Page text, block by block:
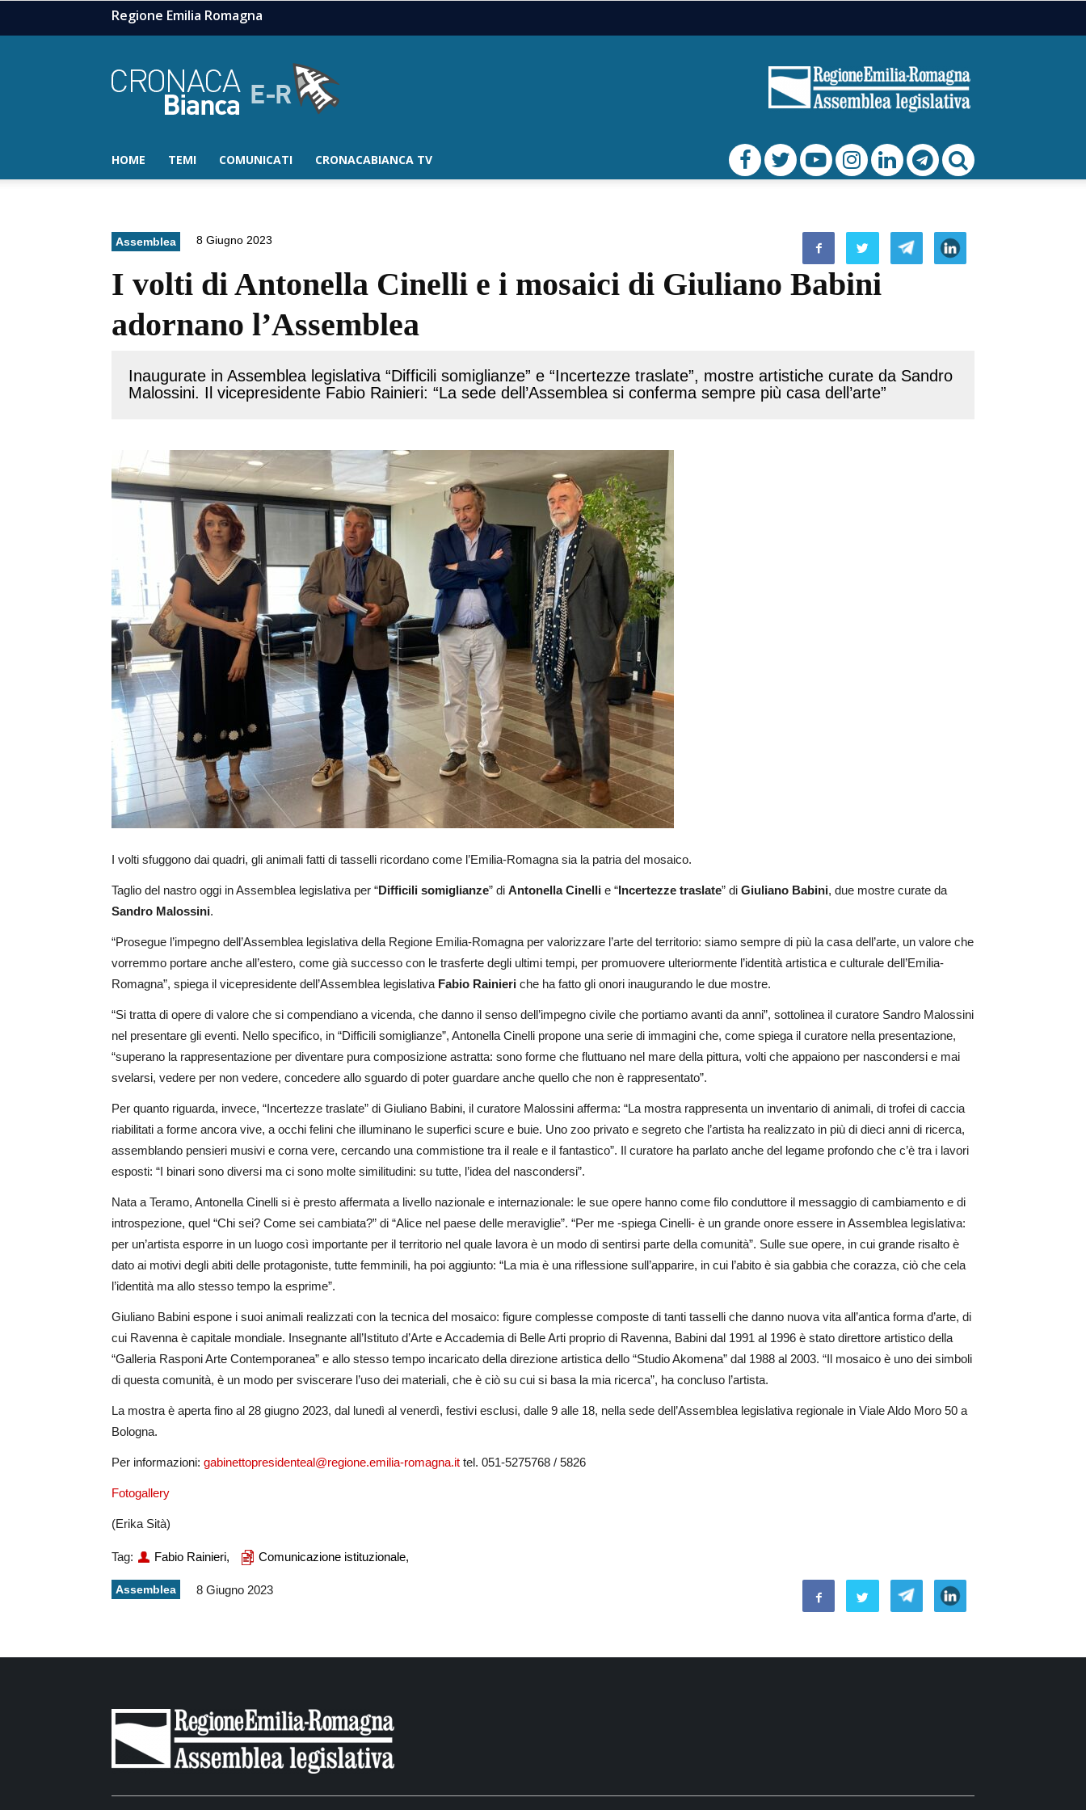
Regione Emilia Romagna
HOME TEMI COMUNICATI CRONACABIANCA TV
Assemblea 8 Giugno 2023
I volti di Antonella Cinelli e i mosaici di Giuliano Babini
adornano l’Assemblea
Inaugurate in Assemblea legislativa “Difficili somiglianze” e “Incertezze traslate”, mostre artistiche curate da Sandro
Malossini. Il vicepresidente Fabio Rainieri: “La sede dell’Assemblea si conferma sempre più casa dell’arte”
I volti sfuggono dai quadri, gli animali fatti di tasselli ricordano come l’Emilia-Romagna sia la patria del mosaico.
Taglio del nastro oggi in Assemblea legislativa per “Difficili somiglianze” di Antonella Cinelli e “Incertezze traslate” di Giuliano Babini, due mostre curate da
Sandro Malossini.
“Prosegue l’impegno dell’Assemblea legislativa della Regione Emilia-Romagna per valorizzare l’arte del territorio: siamo sempre di più la casa dell’arte, un valore che
vorremmo portare anche all’estero, come già successo con le trasferte degli ultimi tempi, per promuovere ulteriormente l’identità artistica e culturale dell’Emilia-
Romagna”, spiega il vicepresidente dell’Assemblea legislativa Fabio Rainieri che ha fatto gli onori inaugurando le due mostre.
“Si tratta di opere di valore che si compendiano a vicenda, che danno il senso dell’impegno civile che portiamo avanti da anni”, sottolinea il curatore Sandro Malossini
nel presentare gli eventi. Nello specifico, in “Difficili somiglianze”, Antonella Cinelli propone una serie di immagini che, come spiega il curatore nella presentazione,
“superano la rappresentazione per diventare pura composizione astratta: sono forme che fluttuano nel mare della pittura, volti che appaiono per nascondersi e mai
svelarsi, vedere per non vedere, concedere allo sguardo di poter guardare anche quello che non è rappresentato”.
Per quanto riguarda, invece, “Incertezze traslate” di Giuliano Babini, il curatore Malossini afferma: “La mostra rappresenta un inventario di animali, di trofei di caccia
riabilitati a forme ancora vive, a occhi felini che illuminano le superfici scure e buie. Uno zoo privato e segreto che l’artista ha realizzato in più di dieci anni di ricerca,
assemblando pensieri musivi e corna vere, cercando una commistione tra il reale e il fantastico”. Il curatore ha parlato anche del legame profondo che c’è tra i lavori
esposti: “I binari sono diversi ma ci sono molte similitudini: su tutte, l’idea del nascondersi”.
Nata a Teramo, Antonella Cinelli si è presto affermata a livello nazionale e internazionale: le sue opere hanno come filo conduttore il messaggio di cambiamento e di
introspezione, quel “Chi sei? Come sei cambiata?” di “Alice nel paese delle meraviglie”. “Per me -spiega Cinelli- è un grande onore essere in Assemblea legislativa:
per un’artista esporre in un luogo così importante per il territorio nel quale lavora è un modo di sentirsi parte della comunità”. Sulle sue opere, in cui grande risalto è
dato ai motivi degli abiti delle protagoniste, tutte femminili, ha poi aggiunto: “La mia è una riflessione sull’apparire, in cui l’abito è sia gabbia che corazza, ciò che cela
l’identità ma allo stesso tempo la esprime”.
Giuliano Babini espone i suoi animali realizzati con la tecnica del mosaico: figure complesse composte di tanti tasselli che danno nuova vita all’antica forma d’arte, di
cui Ravenna è capitale mondiale. Insegnante all’Istituto d’Arte e Accademia di Belle Arti proprio di Ravenna, Babini dal 1991 al 1996 è stato direttore artistico della
“Galleria Rasponi Arte Contemporanea” e allo stesso tempo incaricato della direzione artistica dello “Studio Akomena” dal 1988 al 2003. “Il mosaico è uno dei simboli
di questa comunità, è un modo per sviscerare l’uso dei materiali, che è ciò su cui si basa la mia ricerca”, ha concluso l’artista.
La mostra è aperta fino al 28 giugno 2023, dal lunedì al venerdì, festivi esclusi, dalle 9 alle 18, nella sede dell’Assemblea legislativa regionale in Viale Aldo Moro 50 a
Bologna.
Per informazioni: gabinettopresidenteal@regione.emilia-romagna.it tel. 051-5275768 / 5826
Fotogallery
(Erika Sità)
Tag: Fabio Rainieri, Comunicazione istituzionale,
Assemblea 8 Giugno 2023